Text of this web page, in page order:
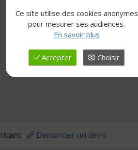
Demander un devis
Ce site utilise des cookies anonymes
pour mesurer ses audiences.
En savoir plus
Accepter Choisir